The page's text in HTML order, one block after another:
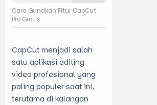
Cara Gunakan Fitur CapCut
Pro Gratis
CapCut menjadi salah
satu aplikasi editing
video profesional yang
paling populer saat ini,
terutama di kalangan